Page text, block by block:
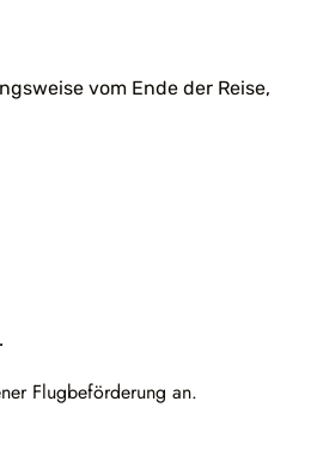
vom Ende der Reise,
Flugbeförderung an.